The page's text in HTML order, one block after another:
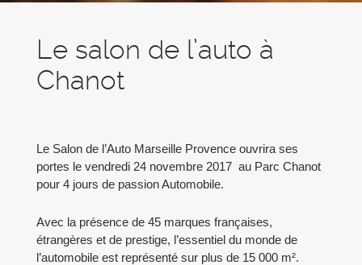
Le salon de l’auto à
Chanot
Le Salon de l’Auto Marseille Provence ouvrira ses
portes le vendredi 24 novembre 2017 au Parc Chanot
pour 4 jours de passion Automobile.
Avec la présence de 45 marques françaises,
étrangères et de prestige, l’essentiel du monde de
l’automobile est représenté sur plus de 15 000 m².